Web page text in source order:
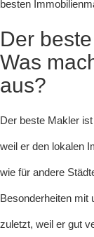
besten
Der
Was
aus?
Der beste Makler
weil er den lokalen
wie für andere
Besonderheiten mit
zuletzt, weil er gut